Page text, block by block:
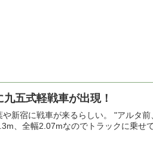
五式軽戦車が出現！
新宿に戦車が来るらしい。 "アルタ
、全幅2.07mなのでトラックに乗せ